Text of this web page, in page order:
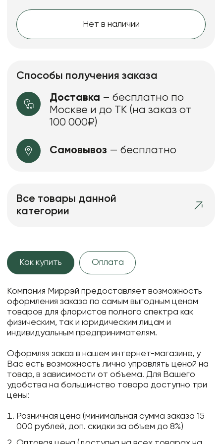
Нет в наличии
Способы получения заказа
Доставка – бесплатно по
Москве и до ТК (на заказ от
100 000₽)
Самовывоз — бесплатно
Все товары данной
категории
Как купить Оплата
Компания Миррэй предоставляет возможность
оформления заказа по самым выгодным ценам
товаров для флористов полного спектра как
физическим, так и юридическим лицам и
индивидуальным предпринимателям.
Оформляя заказ в нашем интернет-магазине, у
Вас есть возможность лично управлять ценой на
товар, в зависимости от объема. Для Вашего
удобства на большинство товара доступно три
цены:
Розничная цена (минимальная сумма заказа 15
000 рублей, доп. скидки за объем до 8%)